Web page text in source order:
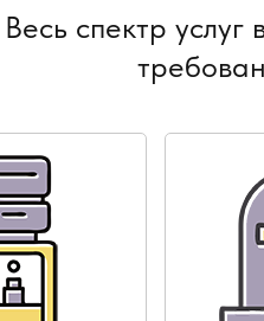
Весь спектр услуг